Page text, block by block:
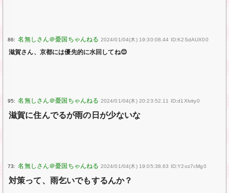
86: 2024/01/04(木) 19:30:08.44 ID:K2SdAUX00
滋賀さん、京都には優先的に水回してね😊
95: 2024/01/04(木) 20:23:52.11 ID:d1Xlvity0
滋賀に住んでるが雨の日が少ないな
73: 2024/01/04(木) 19:05:38.63 ID:Y2oz7cMg0
対策って、雨乞いでもするんか？